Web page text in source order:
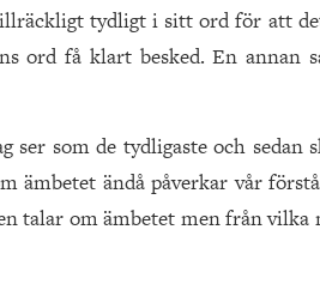
tydligt i sitt ord för att
ord få klart besked. En annan
ser som de tydligaste och sedan
ändå påverkar vår
talar om ämbetet men från vilka